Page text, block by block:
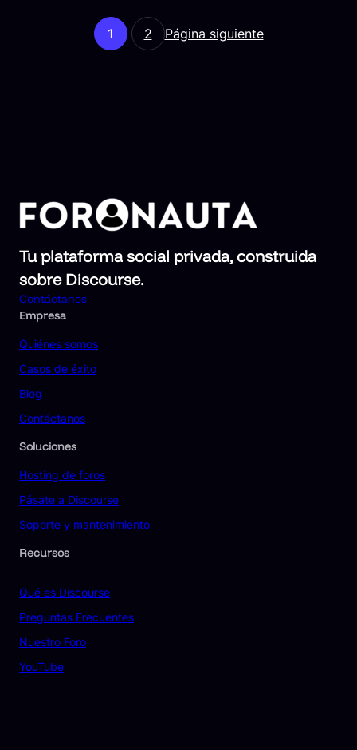
1 2 Página siguiente
Tu plataforma social privada, construida
sobre Discourse.
Contáctanos
Empresa
Quiénes somos
Casos de éxito
Blog
Contáctanos
Soluciones
Hosting de foros
Pásate a Discourse
Soporte y mantenimiento
Recursos
Qué es Discourse
Preguntas Frecuentes
Nuestro Foro
YouTube